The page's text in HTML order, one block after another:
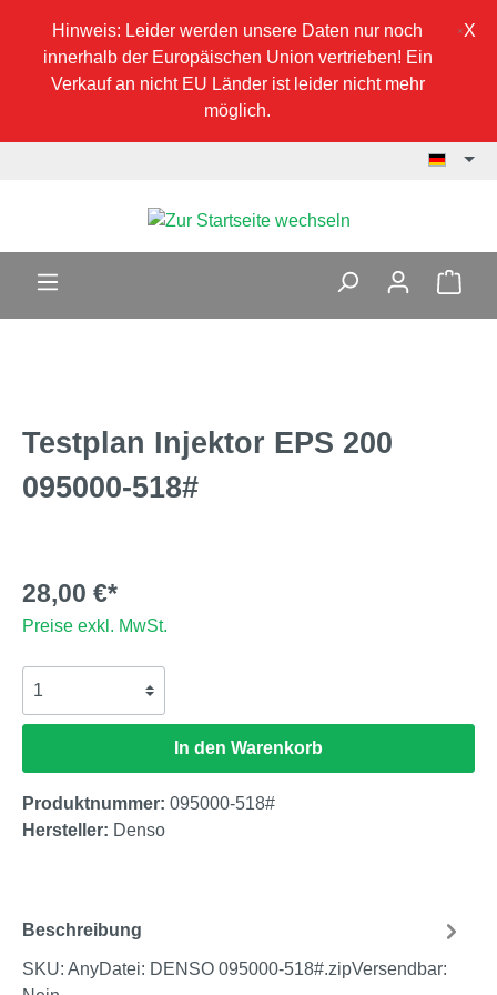
Hinweis: Leider werden unsere Daten nur noch
innerhalb der Europäischen Union vertrieben! Ein
Verkauf an nicht EU Länder ist leider nicht mehr
möglich.
Testplan Injektor EPS 200
095000-518#
28,00 €*
Preise exkl. MwSt.
In den Warenkorb
Produktnummer: 095000-518#
Hersteller: Denso
Beschreibung
SKU: AnyDatei: DENSO 095000-518#.zipVersendbar: